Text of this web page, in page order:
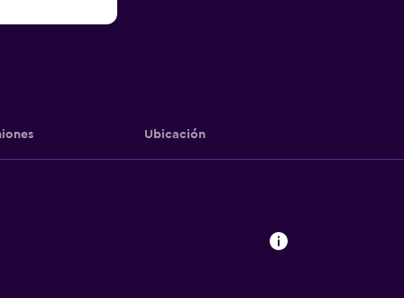
Ubicación